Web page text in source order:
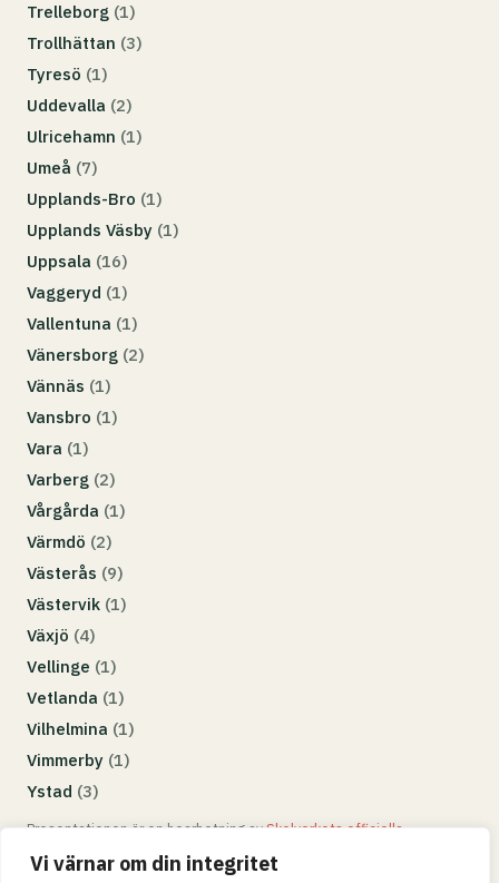
Vi värnar om din integritet
Trelleborg (1)
Trollhättan (3)
Tyresö (1)
Uddevalla (2)
Ulricehamn (1)
Umeå (7)
Upplands-Bro (1)
Upplands Väsby (1)
Uppsala (16)
Vaggeryd (1)
Vallentuna (1)
Vänersborg (2)
Vännäs (1)
Vansbro (1)
Vara (1)
Varberg (2)
Vårgårda (1)
Värmdö (2)
Västerås (9)
Västervik (1)
Växjö (4)
Vellinge (1)
Vetlanda (1)
Vilhelmina (1)
Vimmerby (1)
Ystad (3)
Presentationen är en bearbetning avSkolverkets officiella
respektive kommunsida.